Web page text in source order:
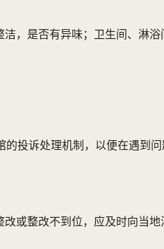
，是否有异味；卫生间、淋
投诉处理机制，以便在遇到问
或整改不到位，应及时向当